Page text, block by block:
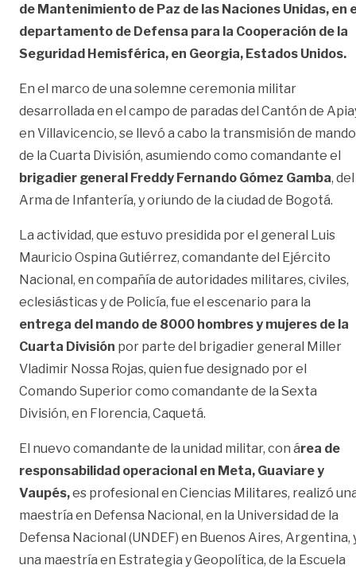
de Mantenimiento de Paz de las Naciones Unidas, en
departamento de Defensa para la Cooperación de la
Seguridad Hemisférica, en Georgia, Estados Unidos.
En el marco de una solemne ceremonia militar
desarrollada en el campo de paradas del Cantón de
en Villavicencio, se llevó a cabo la transmisión de mando
de la Cuarta División, asumiendo como comandante el
brigadier general Freddy Fernando Gómez Gamba, del
Arma de Infantería, y oriundo de la ciudad de Bogotá.
La actividad, que estuvo presidida por el general Luis
Mauricio Ospina Gutiérrez, comandante del Ejército
Nacional, en compañía de autoridades militares, civiles,
eclesiásticas y de Policía, fue el escenario para la
entrega del mando de 8000 hombres y mujeres de la
Cuarta División por parte del brigadier general Miller
Vladimir Nossa Rojas, quien fue designado por el
Comando Superior como comandante de la Sexta
División, en Florencia, Caquetá.
El nuevo comandante de la unidad militar, con área de
responsabilidad operacional en Meta, Guaviare y
Vaupés,es profesional en Ciencias Militares, realizó
maestría en Defensa Nacional, en la Universidad de la
Defensa Nacional (UNDEF) en Buenos Aires, Argentina,
una maestría en Estrategia y Geopolítica, de la Escuela